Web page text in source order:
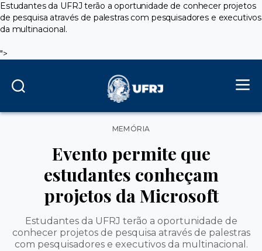
Estudantes da UFRJ terão a oportunidade de conhecer projetos
de pesquisa através de palestras com pesquisadores e executivos
da multinacional.
">
Categorias
MEMÓRIA
Evento permite que
estudantes conheçam
projetos da Microsoft
Estudantes da UFRJ terão a oportunidade de
conhecer projetos de pesquisa através de palestras
com pesquisadores e executivos da multinacional.